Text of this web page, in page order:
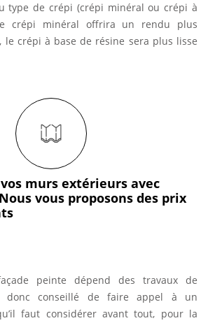
type de crépi (crépi minéral ou crépi à
crépi minéral offrira un rendu plus
le crépi à base de résine sera plus lisse
murs extérieurs avec
vous proposons des prix
peinte dépend des travaux de
donc conseillé de faire appel à un
faut considérer avant tout, pour la